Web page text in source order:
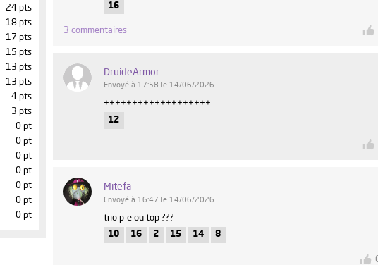
24 pts
18 pts
17 pts
15 pts
13 pts
13 pts
4 pts
3 pts
0 pt
0 pt
0 pt
0 pt
0 pt
0 pt
0 pt
16
3 commentaires
DruideArmor
Envoyé à 17:58 le 14/06/2026
+++++++++++++++++++
12
Mitefa
Envoyé à 16:47 le 14/06/2026
trio p-e ou top ???
10
16 2 15 14 8